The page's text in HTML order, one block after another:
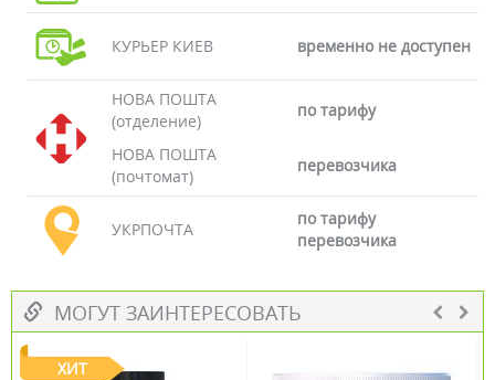
КУРЬЕР КИЕВ временно не доступен
НОВА ПОШТА
(отделение)
по тарифу
НОВА ПОШТА
(почтомат)
перевозчика
УКРПОЧТА
по тарифу
перевозчика
МОГУТ ЗАИНТЕРЕСОВАТЬ
ХИТ